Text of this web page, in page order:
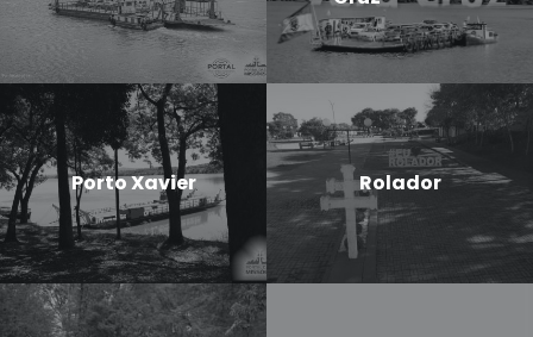
Porto Xavier Rolador